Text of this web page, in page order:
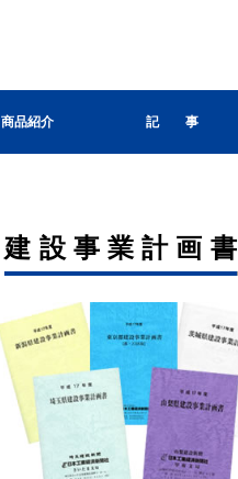
商品紹介 記 事
建設事業計画書